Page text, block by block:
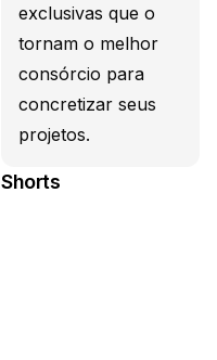
exclusivas que o
tornam o melhor
consórcio para
concretizar seus
projetos.
Shorts